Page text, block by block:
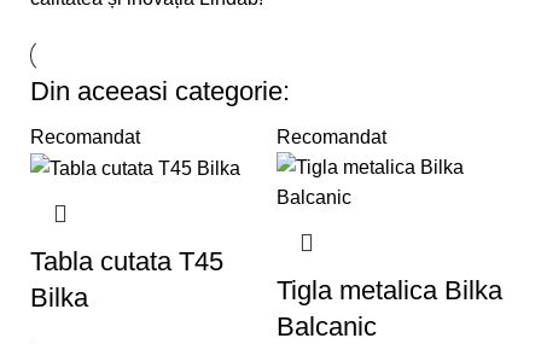
Din aceeasi categorie:
Recomandat
Tabla cutata T45
Bilka
Recomandat
Tigla metalica Bilka
Balcanic